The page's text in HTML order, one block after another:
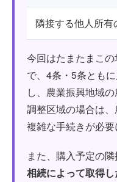
隣接する他人所有
今回はたまたまこ
で、4条・5条とも
し、農業振興地域
調整区域の場合は
複雑な手続きが必要
また、購入予定の
相続によって取得